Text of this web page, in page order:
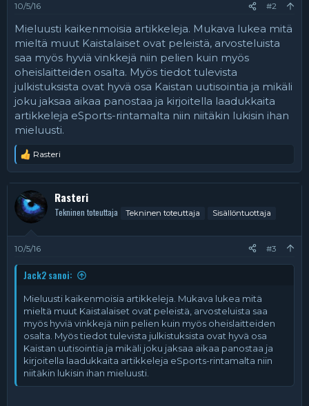
10/5/16 #2
Mieluusti kaikenmoisia artikkeleja. Mukava lukea mitä
mieltä muut Kaistalaiset ovat peleistä, arvosteluista
saa myös hyviä vinkkejä niin pelien kuin myös
oheislaitteiden osalta. Myös tiedot tulevista
julkistuksista ovat hyvä osa Kaistan uutisointia ja mikäli
joku jaksaa aikaa panostaa ja kirjoitella laadukkaita
artikkeleja eSports-rintamalta niin niitäkin lukisin ihan
mieluusti.
R
a
k
t
i
o
t
:
Rasteri
Rasteri
Tekninen toteuttaja Tekninen toteuttaja Sisällöntuottaja
10/5/16 #3
Jack2 sanoi:
Mieluusti kaikenmoisia artikkeleja. Mukava lukea mitä
mieltä muut Kaistalaiset ovat peleistä, arvosteluista saa
myös hyviä vinkkejä niin pelien kuin myös oheislaitteiden
osalta. Myös tiedot tulevista julkistuksista ovat hyvä osa
Kaistan uutisointia ja mikäli joku jaksaa aikaa panostaa ja
kirjoitella laadukkaita artikkeleja eSports-rintamalta niin
niitäkin lukisin ihan mieluusti.